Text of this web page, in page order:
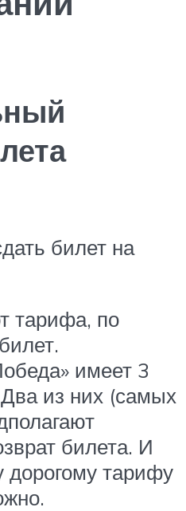
билет на
тарифа, по
имеет 3
из них (самых
билета. И
дорогому тарифу